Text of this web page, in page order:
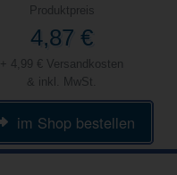
Produktpreis
4,87 €
+ 4,99 € Versandkosten
& inkl. MwSt.
im Shop bestellen